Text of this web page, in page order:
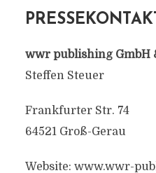
wwr publishing GmbH
Steffen Steuer
Frankfurter Str. 74
64521 Groß-Gerau
Website: www.wwr-